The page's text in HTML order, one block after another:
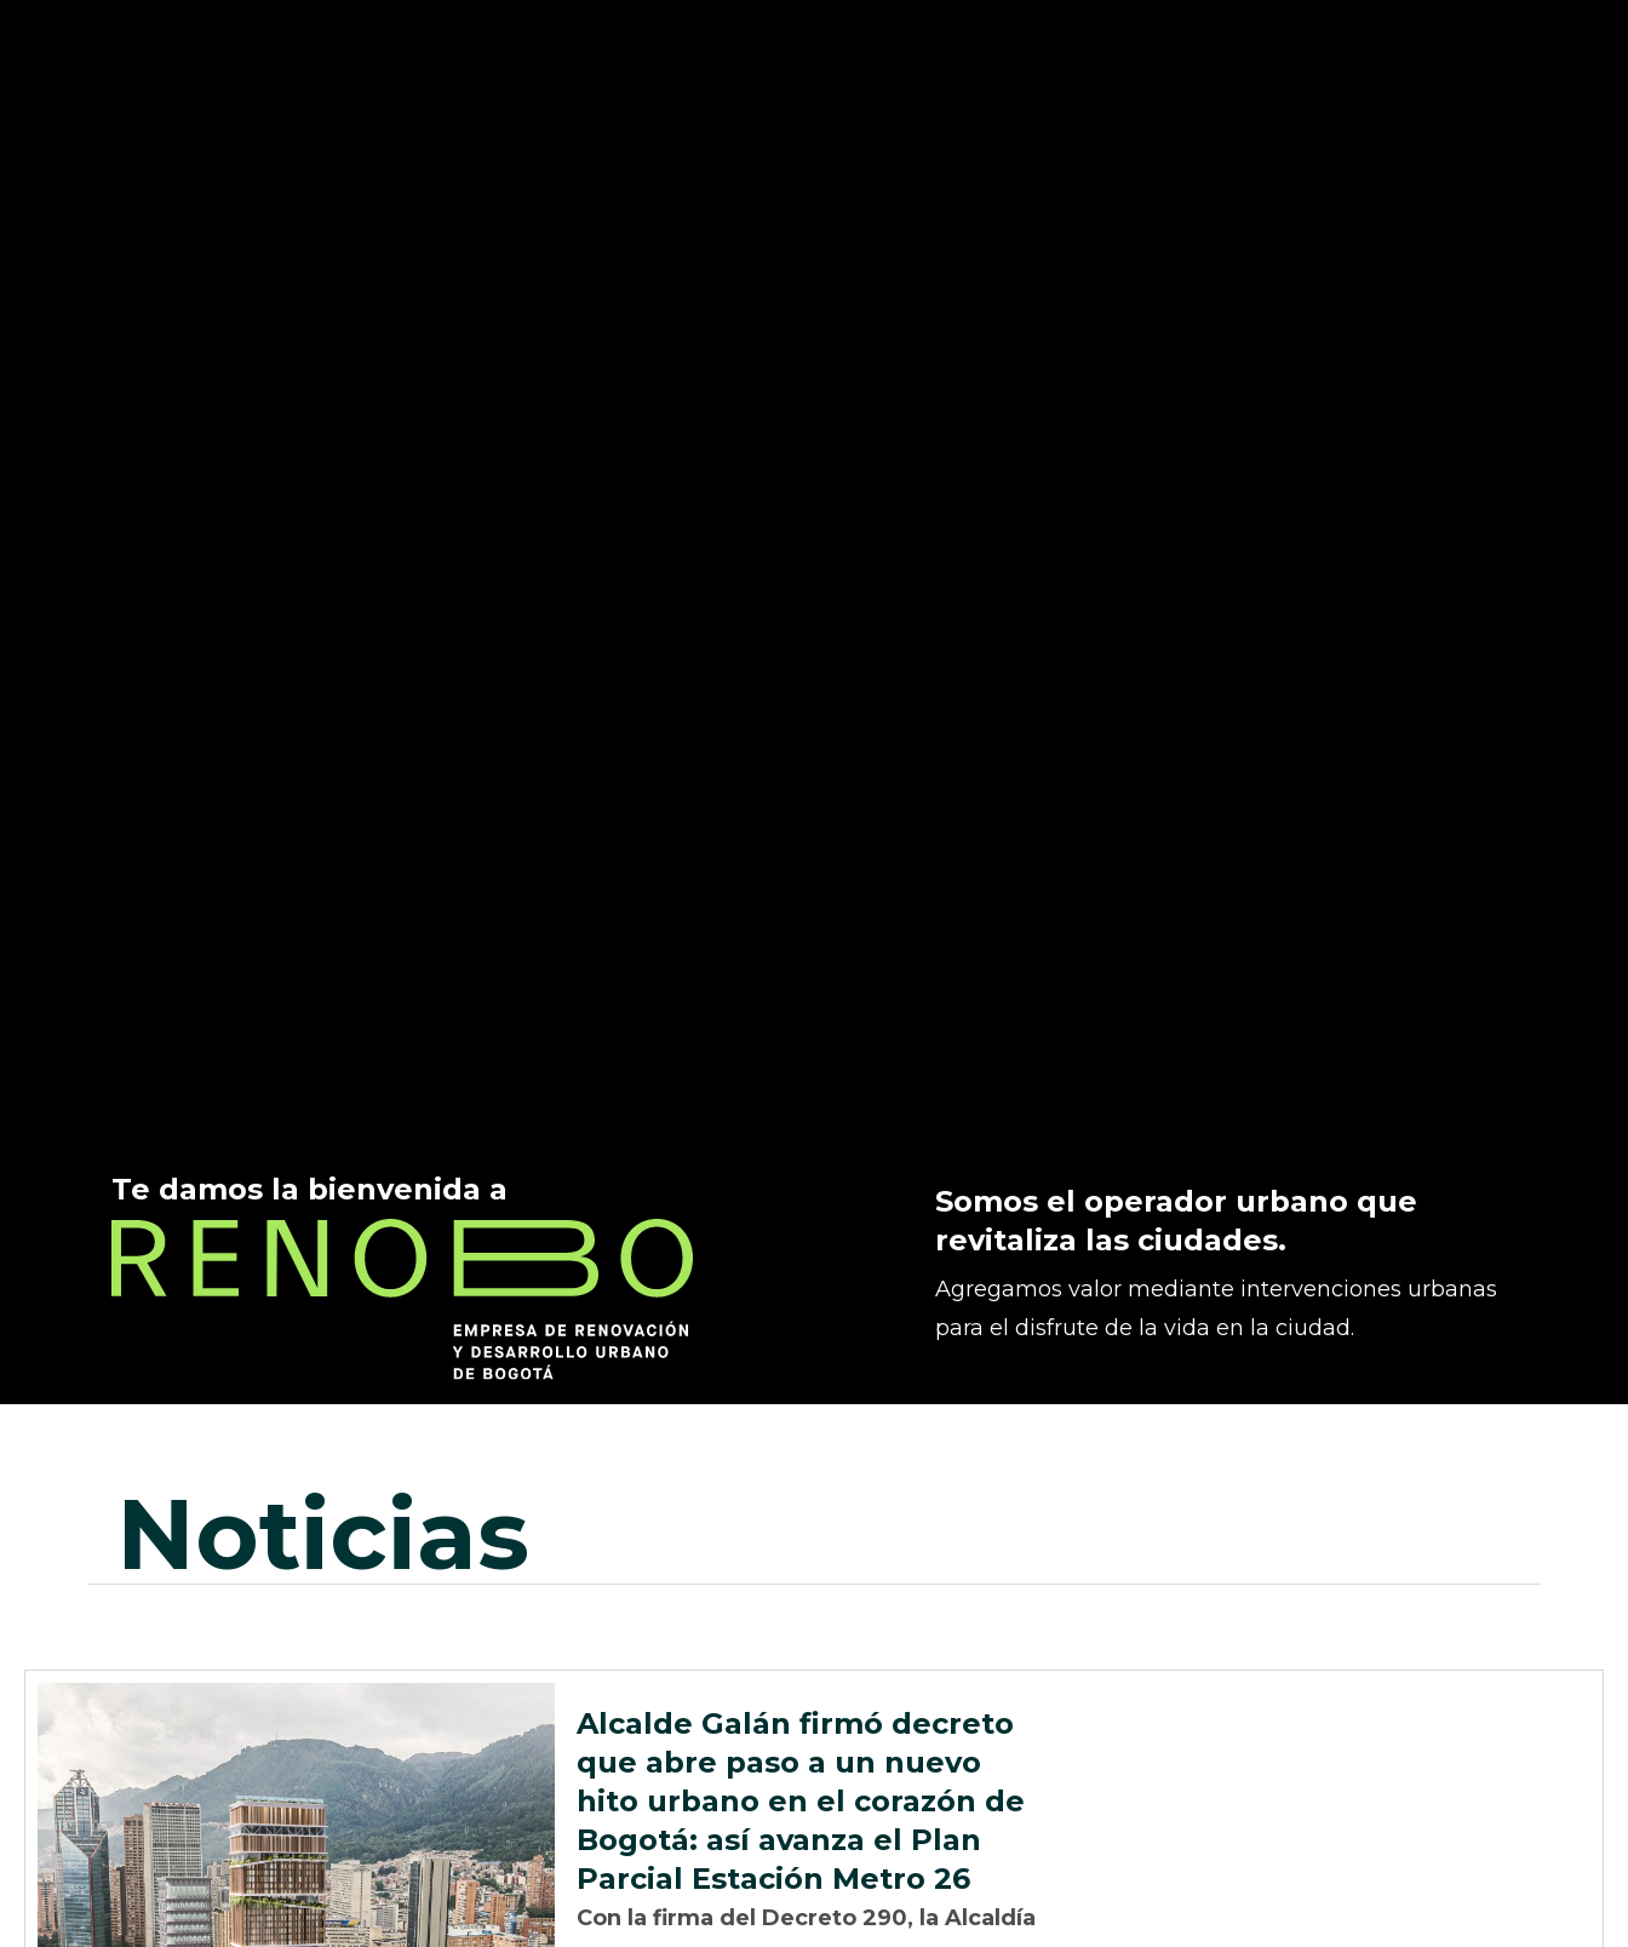
Te damos la bienvenida a
Somos el operador urbano que
revitaliza las ciudades.
Agregamos valor mediante intervenciones urbanas
para el disfrute de la vida en la ciudad.
noticias
Alcalde Galán firmó decreto
que abre paso a un nuevo
hito urbano en el corazón de
Bogotá: así avanza el Plan
Parcial Estación Metro 26
Con la firma del Decreto 290, la Alcaldía